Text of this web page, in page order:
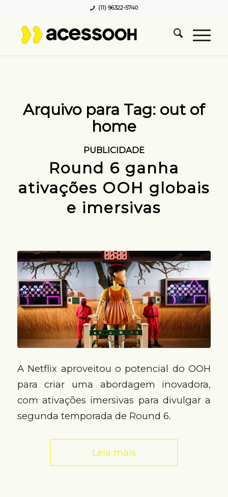
(11) 96322-5740
Arquivo para Tag: out of
home
PUBLICIDADE
Round 6 ganha
ativações OOH globais
e imersivas
A Netflix aproveitou o potencial do OOH
para criar uma abordagem inovadora,
com ativações imersivas para divulgar a
segunda temporada de Round 6.
Leia mais